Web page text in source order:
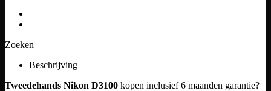
Zoeken
Beschrijving
Tweedehands Nikon D3100 kopen inclusief 6 maanden garantie?